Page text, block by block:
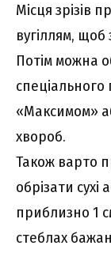
Місця зрізів
вугіллям, щоб
Потім можна
«Максимом»
хвороб.
Також варто
обрізати
приблизно 1
стеблах